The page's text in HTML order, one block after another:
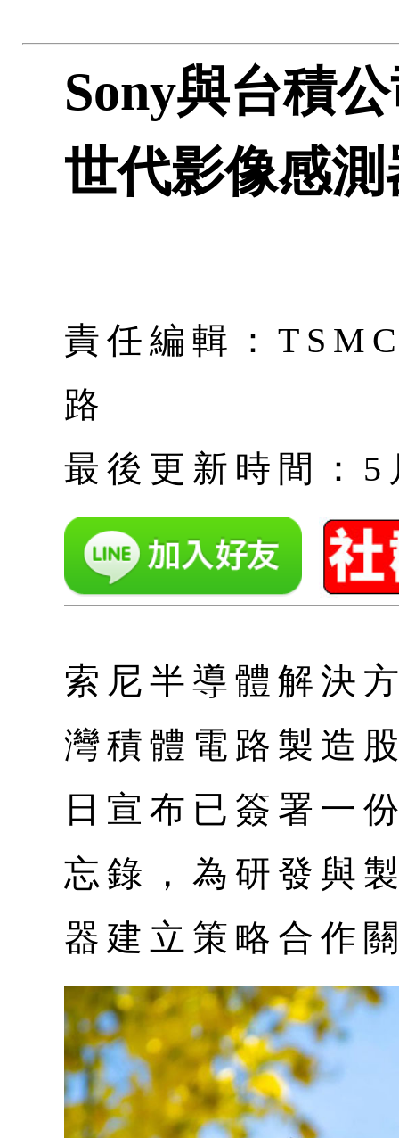
Sony與台積
世代影像感
責任編輯：
路
最後更新時間：
索尼半導體解決
灣積體電路製造
日宣布已簽署一
忘錄，為研發與
器建立策略合作